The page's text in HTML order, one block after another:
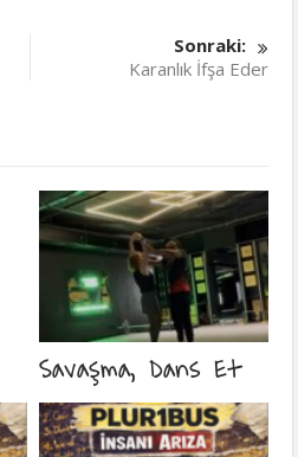
Sonraki:
Karanlık İfşa Eder
Savaşma, Dans Et